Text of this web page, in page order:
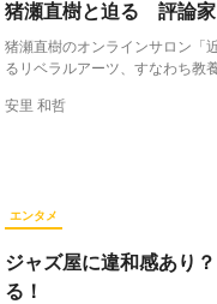
猪瀬直樹と迫る 評論家
猪瀬直樹のオンラインサロン「
るリベラルアーツ、すなわち教
安里 和哲
エンタメ
ジャズ屋に違和感あり
る！